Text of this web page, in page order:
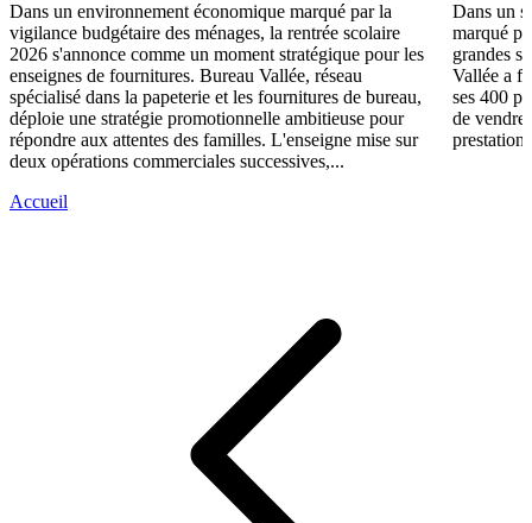
Dans un environnement économique marqué par la
vigilance budgétaire des ménages, la rentrée scolaire
2026 s'annonce comme un moment stratégique pour les
enseignes de fournitures. Bureau Vallée, réseau
spécialisé dans la papeterie et les fournitures de bureau,
déploie une stratégie promotionnelle ambitieuse pour
répondre aux attentes des familles. L'enseigne mise sur
deux opérations commerciales successives,...
Dans un
marqué
grandes
Vallée a
ses 400
de vendre
Accueil